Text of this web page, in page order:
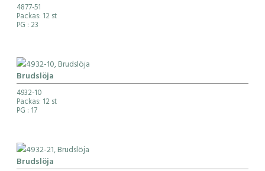
4877-51
Packas: 12 st
PG : 23
Brudslöja
4932-10
Packas: 12 st
PG : 17
Brudslöja